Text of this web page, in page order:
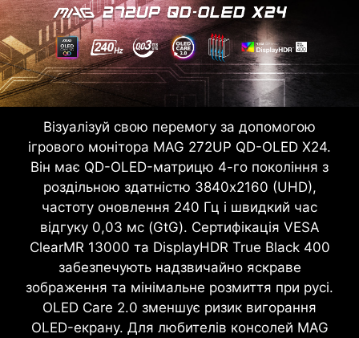
Візуалізуй свою перемогу за допомогою
ігрового монітора MAG 272UP QD-OLED X24.
Він має QD-OLED-матрицю 4-го покоління з
роздільною здатністю 3840x2160 (UHD),
частоту оновлення 240 Гц і швидкий час
відгуку 0,03 мс (GtG). Сертифікація VESA
ClearMR 13000 та DisplayHDR True Black 400
забезпечують надзвичайно яскраве
зображення та мінімальне розмиття при русі.
OLED Care 2.0 зменшує ризик вигорання
OLED-екрану. Для любителів консолей MAG